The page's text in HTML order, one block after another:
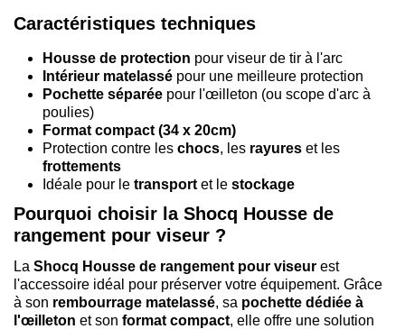
Caractéristiques techniques
Housse de protection pour viseur de tir à l'arc
Intérieur matelassé pour une meilleure protection
Pochette séparée pour l'œilleton (ou scope d'arc à
poulies)
Format compact (34 x 20cm)
Protection contre les chocs, les rayures et les
frottements
Idéale pour le transport et le stockage
Pourquoi choisir la Shocq Housse de
rangement pour viseur ?
La Shocq Housse de rangement pour viseur est
l'accessoire idéal pour préserver votre équipement. Grâce
à son rembourrage matelassé, sa pochette dédiée à
l'œilleton et son format compact, elle offre une solution